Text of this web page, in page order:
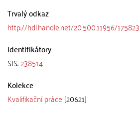
Trvalý odkaz
http://hdl.handle.net/20.500.11956/175823
Identifikátory
SIS:238514
Kolekce
Kvalifikační práce [20621]